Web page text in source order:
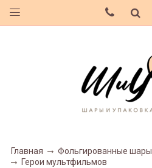
Главная Фольгированные шары
Герои мультфильмов